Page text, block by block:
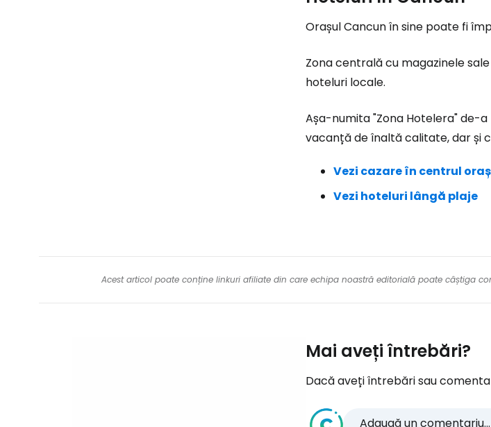
Orașul Cancun în sine poate fi
Zona centrală cu magazinele
hoteluri locale.
Așa-numita "Zona Hotelera" de-
vacanță de înaltă calitate, dar și
Vezi cazare în centrul
Vezi hoteluri lângă plaje
Acest articol poate conține linkuri afiliate din care echipa noastră editorială poate câștiga
Mai aveți întrebări?
Dacă aveți întrebări sau
Adaugă un comentariu...